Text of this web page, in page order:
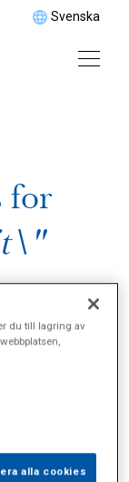
Svenska
for
(0)
du till lagring av
alla cookies